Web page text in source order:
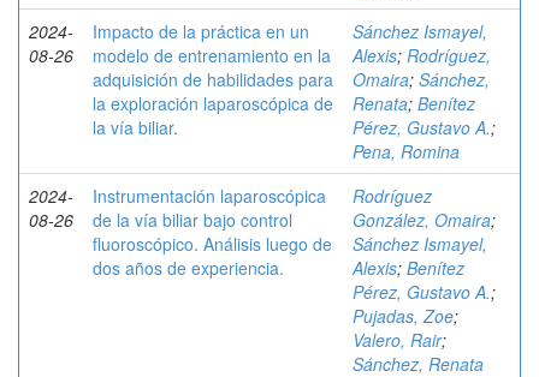
2024-
08-26
Impacto de la práctica en un
modelo de entrenamiento en la
adquisición de habilidades para
la exploración laparoscópica de
la vía biliar.
Sánchez Ismayel,
Alexis; Rodríguez,
Omaira; Sánchez,
Renata; Benítez
Pérez, Gustavo A.;
Pena, Romina
2024-
08-26
Instrumentación laparoscópica
de la vía biliar bajo control
fluoroscópico. Análisis luego de
dos años de experiencia.
Rodríguez
González, Omaira;
Sánchez Ismayel,
Alexis; Benítez
Pérez, Gustavo A.;
Pujadas, Zoe;
Valero, Rair;
Sánchez, Renata